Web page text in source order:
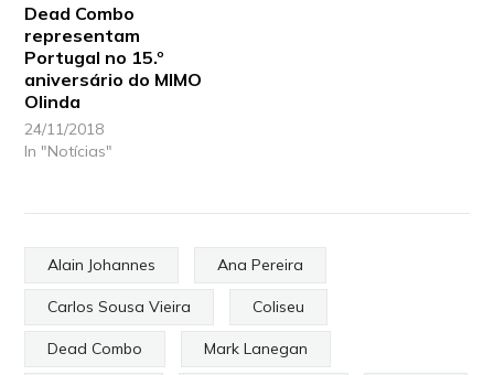
Dead Combo
representam
Portugal no 15.º
aniversário do MIMO
Olinda
24/11/2018
In "Notícias"
Alain Johannes Ana Pereira
Carlos Sousa Vieira Coliseu
Dead Combo Mark Lanegan